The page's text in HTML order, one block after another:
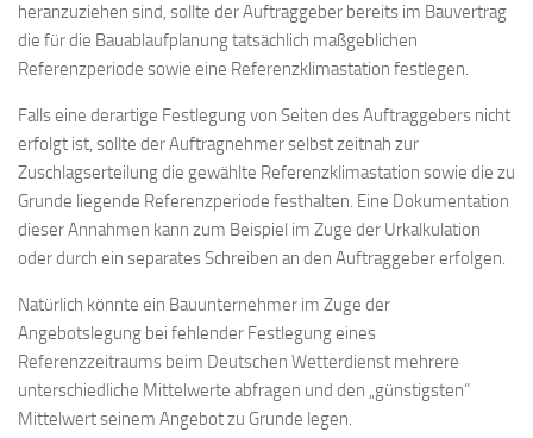
heranzuziehen sind, sollte der Auftraggeber bereits im Bauvertrag
die für die Bauablaufplanung tatsächlich maßgeblichen
Referenzperiode sowie eine Referenzklimastation festlegen.
Falls eine derartige Festlegung von Seiten des Auftraggebers nicht
erfolgt ist, sollte der Auftragnehmer selbst zeitnah zur
Zuschlagserteilung die gewählte Referenzklimastation sowie die zu
Grunde liegende Referenzperiode festhalten. Eine Dokumentation
dieser Annahmen kann zum Beispiel im Zuge der Urkalkulation
oder durch ein separates Schreiben an den Auftraggeber erfolgen.
Natürlich könnte ein Bauunternehmer im Zuge der
Angebotslegung bei fehlender Festlegung eines
Referenzzeitraums beim Deutschen Wetterdienst mehrere
unterschiedliche Mittelwerte abfragen und den „günstigsten“
Mittelwert seinem Angebot zu Grunde legen.